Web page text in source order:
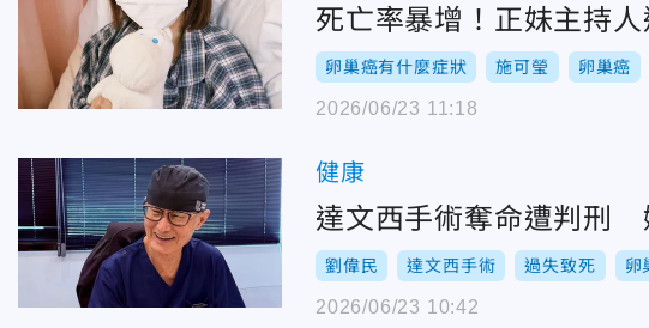
死亡率暴增！正妹主持
卵巢癌有什麼症狀 施可瑩 卵巢癌
2026/06/23 11:18
健康
達文西手術奪命遭判刑
劉偉民 達文西手術 過失致死 卵
2026/06/23 10:42